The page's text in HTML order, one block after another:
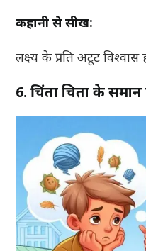
कहानी से सीख:
लक्ष्य के प्रति अटूट
6. चिंता चिता के समान